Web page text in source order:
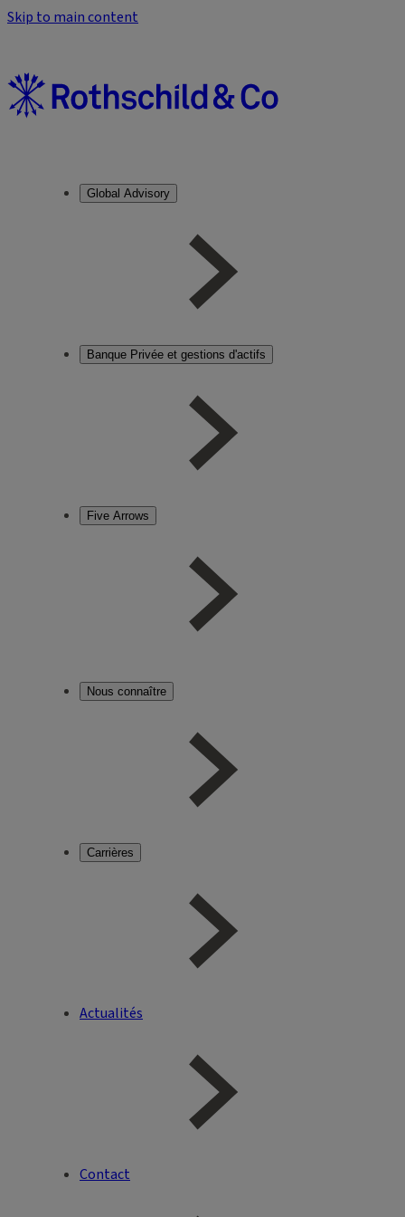
Skip to main content
Global Advisory
Banque Privée et gestions d'actifs
Five Arrows
Nous connaître
Carrières
Actualités
Contact